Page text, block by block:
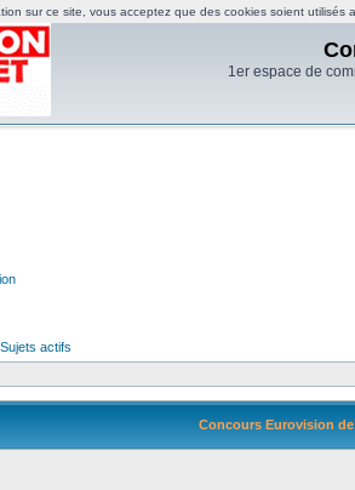
1er espace de
Sujets actifs
Concours Eurovision
sur ce site, vous acceptez que des cookies soient